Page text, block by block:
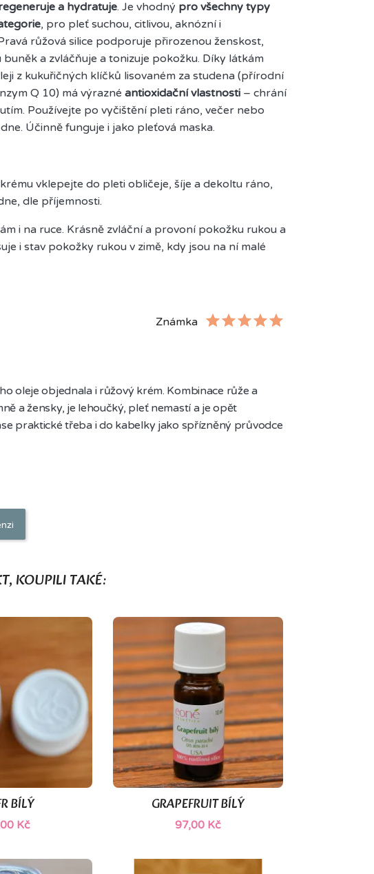
a hydratuje. Je vhodný pro všechny typy
, pro pleť suchou, citlivou, aknózní i
růžová silice podporuje přirozenou ženskost,
a zvláčňuje a tonizuje pokožku. Díky látkám
z kukuřičných klíčků lisovaném za studena (přírodní
Q 10) má výrazné antioxidační vlastnosti – chrání
Používejte po vyčištění pleti ráno, večer nebo
Účinně funguje i jako pleťová maska.
vklepejte do pleti obličeje, šíje a dekoltu ráno,
dle příjemnosti.
i na ruce. Krásně zvláční a provoní pokožku rukou a
i stav pokožky rukou v zimě, kdy jsou na ní malé
Známka
oleje objednala i růžový krém. Kombinace růže a
a žensky, je lehoučký, pleť nemastí a je opět
praktické třeba i do kabelky jako spřízněný průvodce
KOUPILI TAKÉ:
BÍLÝ
Kč
náhled GRAPEFRUIT BÍLÝ
97,00 Kč
Rychlý náhled